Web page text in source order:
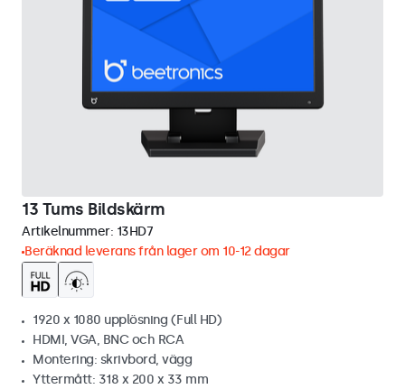
13 Tums Bildskärm
Artikelnummer: 13HD7
Beräknad leverans från lager om 10-12 dagar
1920 x 1080 upplösning (Full HD)
HDMI, VGA, BNC och RCA
Montering: skrivbord, vägg
Yttermått: 318 x 200 x 33 mm